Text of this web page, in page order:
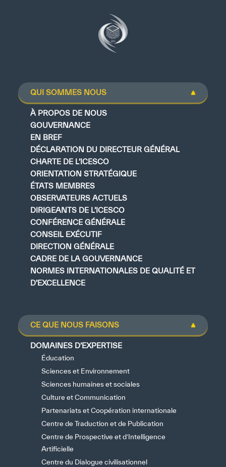
Musées et Expositions
Actualités et événements
Événements
Réseaux Sociaux de l’ICESCO
Contact
Contact
Bureaux de l’ICESCO
S’engager
Notre méthode de travail
S’engager
Rejoignez la famille de l’ICESCO
Pour les fournisseurs
Soutien et dons
©Copyright ICESCO. Tous droits réservés.
Conditions d’utilisation
Politique de confidentialité
Politique et procédure concernant l’IA
PPSSI
Droit d’auteur
Clause de non-responsabilité
✪
✪ ✪
✪ ✪ ✪
✪ ✪ ✪ ✪
✪ ✪ ✪ ✪ ✪
QUI SOMMES NOUS
À PROPOS DE NOUS
GOUVERNANCE
EN BREF
DÉCLARATION DU DIRECTEUR GÉNÉRAL
CHARTE DE L’ICESCO
ORIENTATION STRATÉGIQUE
ÉTATS MEMBRES
OBSERVATEURS ACTUELS
DIRIGEANTS DE L’ICESCO
CONFÉRENCE GÉNÉRALE
CONSEIL EXÉCUTIF
DIRECTION GÉNÉRALE
CADRE DE LA GOUVERNANCE
NORMES INTERNATIONALES DE QUALITÉ ET
D’EXCELLENCE
CE QUE NOUS FAISONS
DOMAINES D’EXPERTISE
Éducation
Sciences et Environnement
Sciences humaines et sociales
Culture et Communication
Partenariats et Coopération internationale
Centre de Traduction et de Publication
Centre de Prospective et d’Intelligence
Artificielle
Centre du Dialogue civilisationnel